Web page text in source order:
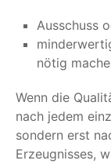
Ausschuss
nötig
Wenn die
nach jedem
sondern erst
Erzeugnisses,